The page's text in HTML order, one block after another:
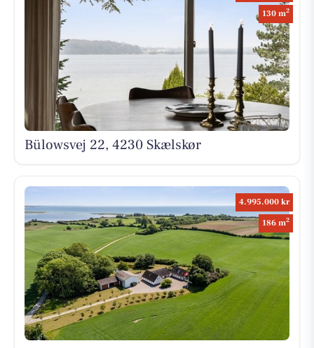
130 m2
Bülowsvej 22, 4230 Skælskør
4.995.000 kr
186 m2